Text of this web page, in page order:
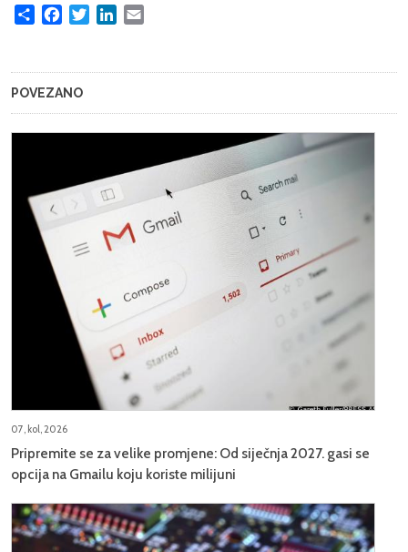
Share FacebookTwitterLinkedIn
POVEZANO
07, kol, 2026
Pripremite se za velike promjene: Od siječnja 2027. gasi se
opcija na Gmailu koju koriste milijuni